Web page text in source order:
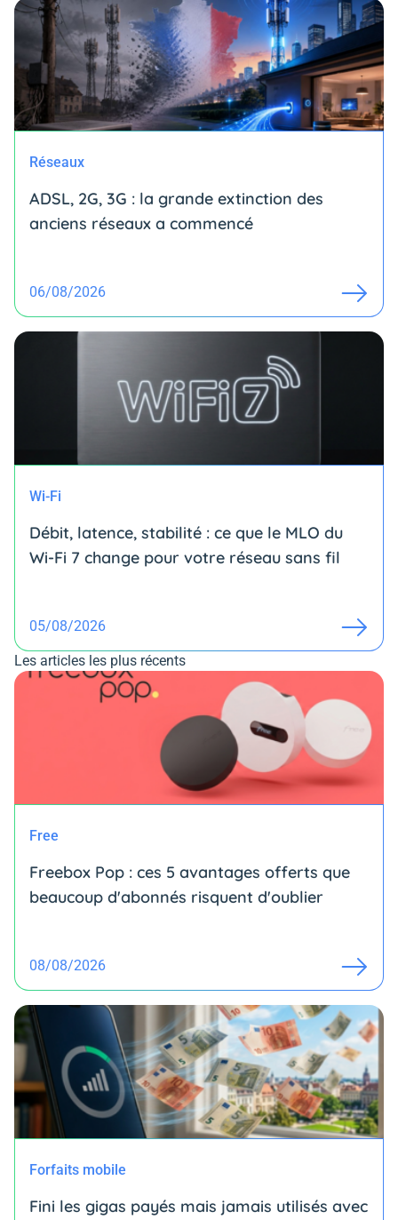
Réseaux
ADSL, 2G, 3G : la grande extinction des
anciens réseaux a commencé
06/08/2026
Wi-Fi
Débit, latence, stabilité : ce que le MLO du
Wi-Fi 7 change pour votre réseau sans fil
05/08/2026
Les articles les plus récents
Free
Freebox Pop : ces 5 avantages offerts que
beaucoup d'abonnés risquent d'oublier
08/08/2026
Forfaits mobile
Fini les gigas payés mais jamais utilisés avec